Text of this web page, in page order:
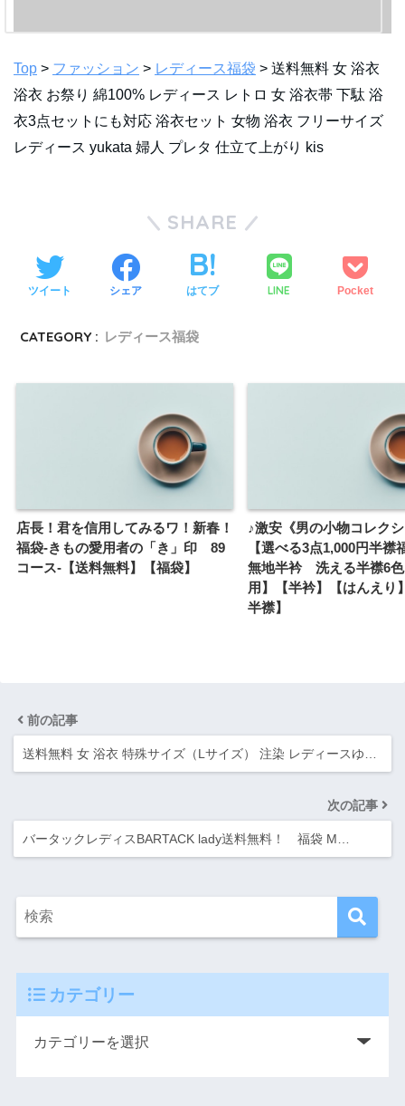
Top > ファッション > レディース福袋 > 送料無料 女 浴衣
浴衣 お祭り 綿100% レディース レトロ 女 浴衣帯 下駄 浴
衣3点セットにも対応 浴衣セット 女物 浴衣 フリーサイズ
レディース yukata 婦人 プレタ 仕立て上がり kis
SHARE
ツイート シェア はてブ LINE Pocket
CATEGORY : レディース福袋
店長！君を信用してみるワ！新春！
福袋-きもの愛用者の「き」印 89
コース-【送料無料】【福袋】
♪激安《男の小物コレク
【選べる3点1,000円半襟
無地半衿 洗える半襟6
用】【半衿】【はんえり
半襟】
前の記事
送料無料 女 浴衣 特殊サイズ（Lサイズ） 注染 レディースゆ…
次の記事
バータックレディスBARTACK lady送料無料！ 福袋 M…
カテゴリー